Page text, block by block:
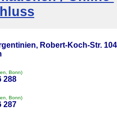
Robert-Koch-Str.
Bonn)
288
Bonn)
287